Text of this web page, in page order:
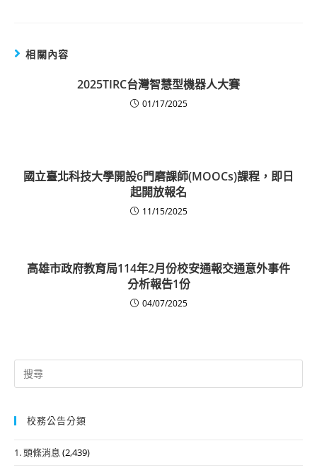
相關內容
2025TIRC台灣智慧型機器人大賽
01/17/2025
國立臺北科技大學開設6門磨課師(MOOCs)課程，即日
起開放報名
11/15/2025
高雄市政府教育局114年2月份校安通報交通意外事件
分析報告1份
04/07/2025
Search
for:
校務公告分類
1. 頭條消息 (2,439)